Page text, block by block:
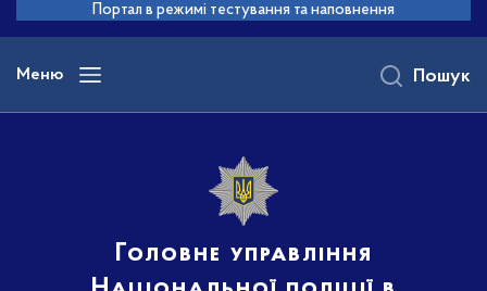
основного
вмісту
Портал в режимі тестування та наповнення
Меню
Головне управління
Пошук